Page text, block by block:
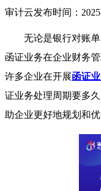
审计云发布时间：
无论是银行对账
函证业务在企业财务
许多企业在开展函证
证业务处理周期要多
助企业更好地规划和